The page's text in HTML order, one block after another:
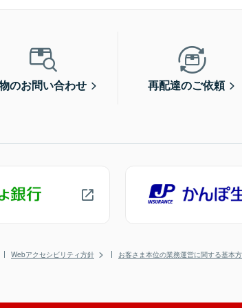
のお問い合わせ 再配達のご依頼
Webアクセシビリティ方針 お客さま本位の業務運営に関する基本